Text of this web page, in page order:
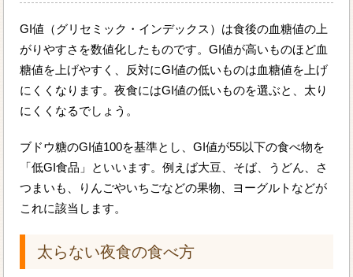
GI値（グリセミック・インデックス）は食後の血糖値の上
がりやすさを数値化したものです。GI値が高いものほど血
糖値を上げやすく、反対にGI値の低いものは血糖値を上げ
にくくなります。夜食にはGI値の低いものを選ぶと、太り
にくくなるでしょう。
ブドウ糖のGI値100を基準とし、GI値が55以下の食べ物を
「低GI食品」といいます。例えば大豆、そば、うどん、さ
つまいも、りんごやいちごなどの果物、ヨーグルトなどが
これに該当します。
太らない夜食の食べ方